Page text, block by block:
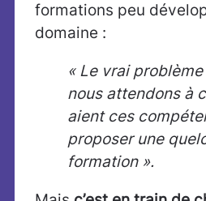
formations peu
domaine :
« Le vrai
nous attendons à
aient ces
proposer une
formation ».